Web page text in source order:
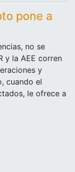
pone a
no se
y la AEE corren
y
cuando el
le ofrece a